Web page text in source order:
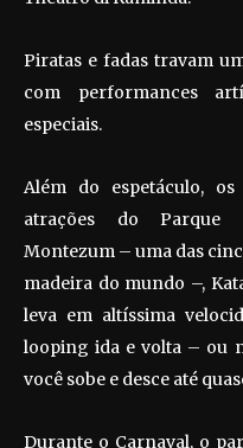
Piratas e fadas travam
com performances
especiais.
Além do espetáculo,
atrações do Parque
Montezum – uma das
madeira do mundo –,
leva em altíssima
looping ida e volta – ou
você sobe e desce até
Durante o Carnaval, o